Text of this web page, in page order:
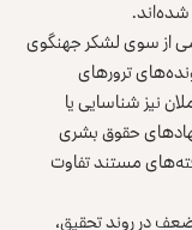
از سوی لشکر جهنگوی
ترورهای
نیز شناسایی یا
حقوق بشری
مستند تفاوت
در روند تحقیق،